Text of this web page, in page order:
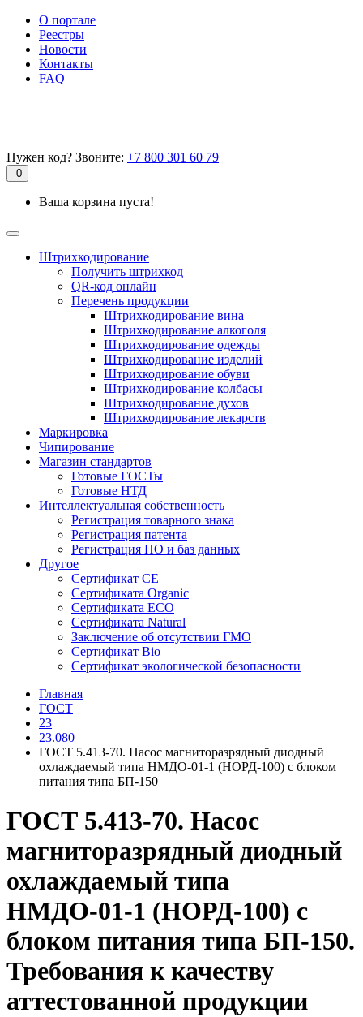
О портале
Реестры
Новости
Контакты
FAQ
Нужен код? Звоните: +7 800 301 60 79
0
Ваша корзина пуста!
Штрихкодирование
Получить штрихкод
QR-код онлайн
Перечень продукции
Штрихкодирование вина
Штрихкодирование алкоголя
Штрихкодирование одежды
Штрихкодирование изделий
Штрихкодирование обуви
Штрихкодирование колбасы
Штрихкодирование духов
Штрихкодирование лекарств
Маркировка
Чипирование
Магазин стандартов
Готовые ГОСТы
Готовые НТД
Интеллектуальная собственность
Регистрация товарного знака
Регистрация патента
Регистрация ПО и баз данных
Другое
Сертификат СЕ
Сертификата Organic
Сертификата ECO
Сертификата Natural
Заключение об отсутствии ГМО
Сертификат Bio
Сертификат экологической безопасности
Главная
ГОСТ
23
23.080
ГОСТ 5.413-70. Насос магниторазрядный диодный
охлаждаемый типа НМДО-01-1 (НОРД-100) с блоком
питания типа БП-150
ГОСТ 5.413-70. Насос
магниторазрядный диодный
охлаждаемый типа
НМДО-01-1 (НОРД-100) с
блоком питания типа БП-150.
Требования к качеству
аттестованной продукции